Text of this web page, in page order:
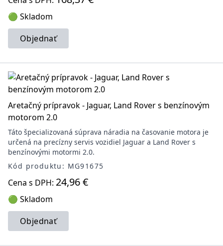
🟢 Skladom
Objednať
Aretačný prípravok - Jaguar, Land Rover s benzínovým
motorom 2.0
Táto špecializovaná súprava náradia na časovanie motora je
určená na precízny servis vozidiel Jaguar a Land Rover s
benzínovými motormi 2.0.
Kód produktu: MG91675
Cena s DPH: 24,96 €
🟢 Skladom
Objednať